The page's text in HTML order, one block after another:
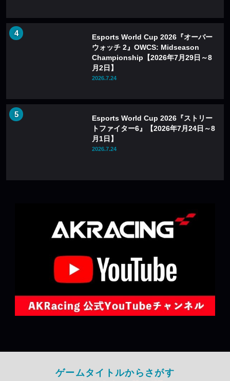
Esports World Cup 2026『オーバー
ウォッチ 2』OWCS: Midseason
Championship【2026年7月29日～8
月2日】
2026.7.24
Esports World Cup 2026『ストリー
トファイター6』【2026年7月24日～8
月1日】
2026.7.24
ゲームタイトルからさがす